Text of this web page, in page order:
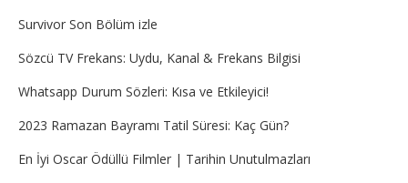
Survivor Son Bölüm izle
Sözcü TV Frekans: Uydu, Kanal & Frekans Bilgisi
Whatsapp Durum Sözleri: Kısa ve Etkileyici!
2023 Ramazan Bayramı Tatil Süresi: Kaç Gün?
En İyi Oscar Ödüllü Filmler | Tarihin Unutulmazları